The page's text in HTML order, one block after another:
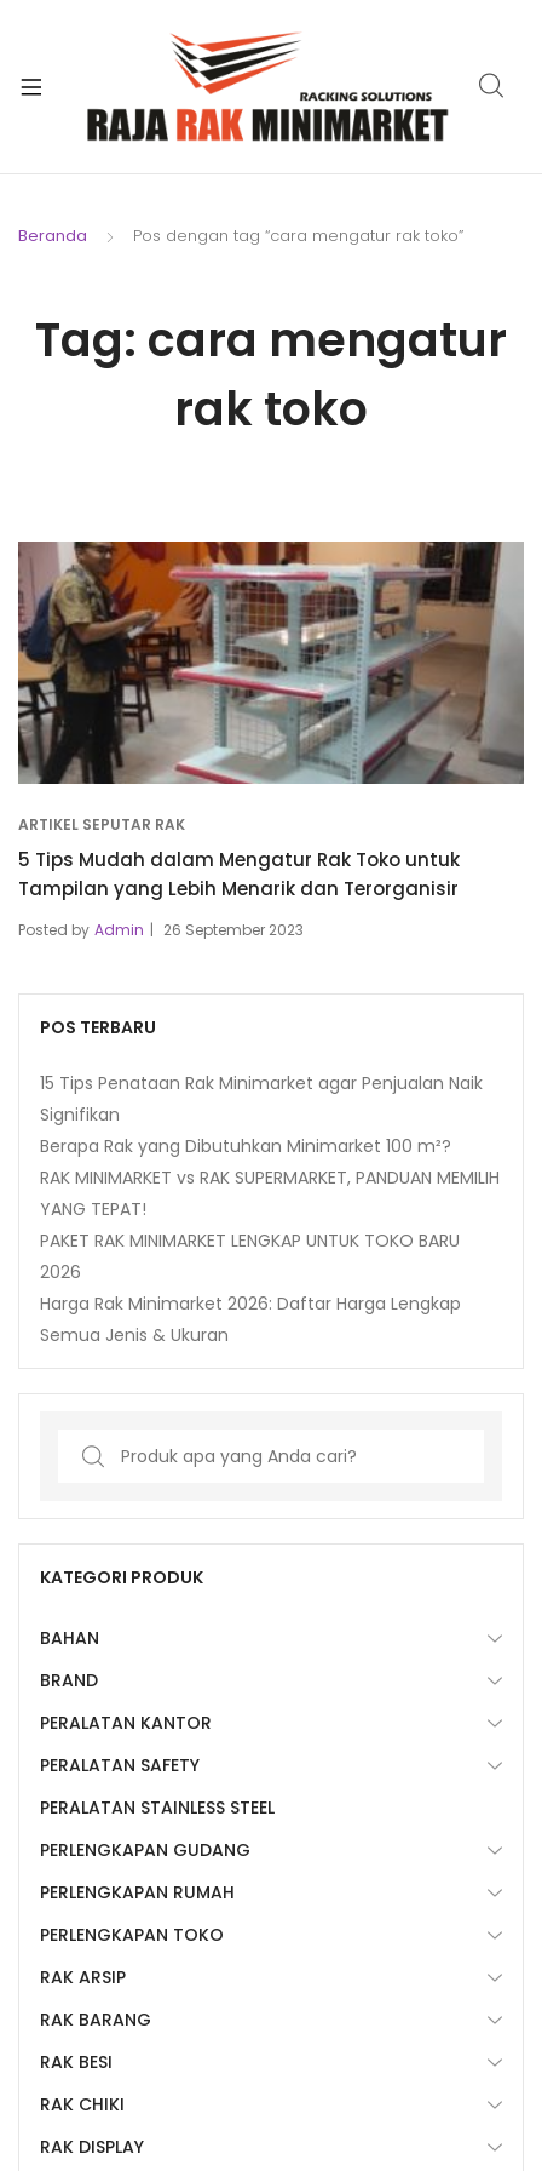
Beranda Pos dengan tag “cara mengatur rak toko”
Tag: cara mengatur
rak toko
ARTIKEL SEPUTAR RAK
5 Tips Mudah dalam Mengatur Rak Toko untuk
Tampilan yang Lebih Menarik dan Terorganisir
Posted by Admin 26 September 2023
POS TERBARU
15 Tips Penataan Rak Minimarket agar Penjualan Naik
Signifikan
Berapa Rak yang Dibutuhkan Minimarket 100 m²?
RAK MINIMARKET vs RAK SUPERMARKET, PANDUAN MEMILIH
YANG TEPAT!
PAKET RAK MINIMARKET LENGKAP UNTUK TOKO BARU
2026
Harga Rak Minimarket 2026: Daftar Harga Lengkap
Semua Jenis & Ukuran
Search
KATEGORI PRODUK
BAHAN
BRAND
PERALATAN KANTOR
PERALATAN SAFETY
PERALATAN STAINLESS STEEL
PERLENGKAPAN GUDANG
PERLENGKAPAN RUMAH
PERLENGKAPAN TOKO
RAK ARSIP
RAK BARANG
RAK BESI
RAK CHIKI
RAK DISPLAY